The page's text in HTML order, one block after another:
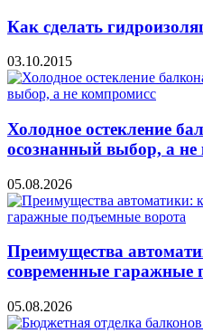
Как сделать
03.10.2015
Холодное остекление
осознанный выбор, а не
05.08.2026
Преимущества
современные гаражные
05.08.2026